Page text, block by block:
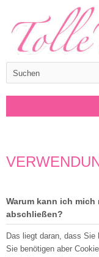
Warum kann ich
abschließen?
Das liegt daran, dass
Sie benötigen aber